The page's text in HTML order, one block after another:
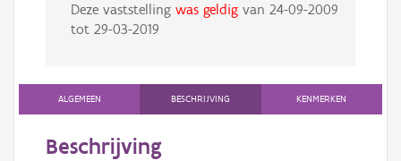
Deze vaststelling was geldigvan 24-09-2009
tot 29-03-2019
ALGEMEEN BESCHRIJVING KENMERKEN
Beschrijving